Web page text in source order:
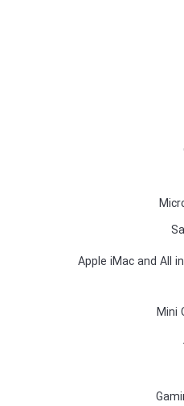
اپل آی مک و آل این وان Apple iMac and All in